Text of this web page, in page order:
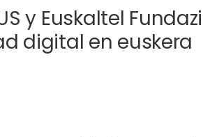
y Euskaltel
digital en euskera